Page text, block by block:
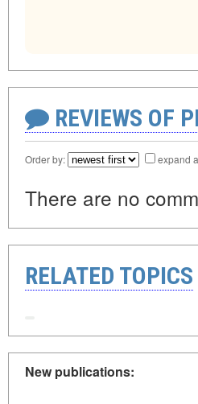
REVIEWS OF
Order by: expand
There are no
RELATED TOPICS
New publications: